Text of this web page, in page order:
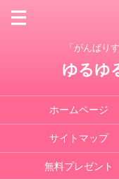
「がんばり
ゆるゆ
ホームページ
サイトマップ
無料プレゼント